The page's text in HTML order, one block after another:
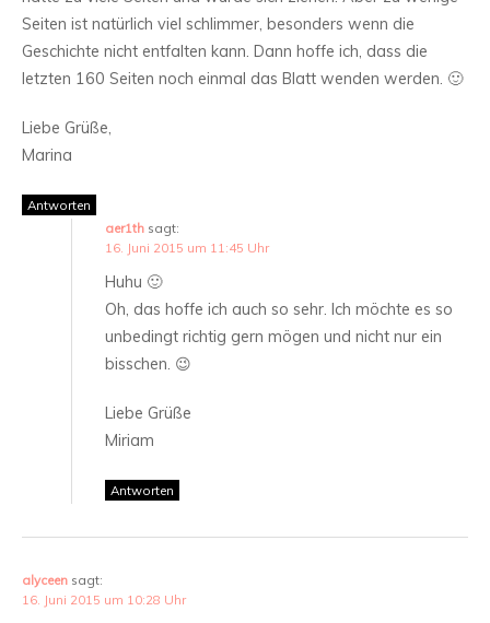
Seiten ist natürlich viel schlimmer, besonders wenn die
Geschichte nicht entfalten kann. Dann hoffe ich, dass die
letzten 160 Seiten noch einmal das Blatt wenden werden. 🙂
Liebe Grüße,
Marina
Antworten
aer1th sagt:
16. Juni 2015 um 11:45 Uhr
Huhu 🙂
Oh, das hoffe ich auch so sehr. Ich möchte es so
unbedingt richtig gern mögen und nicht nur ein
bisschen. 😉
Liebe Grüße
Miriam
Antworten
alyceen sagt:
16. Juni 2015 um 10:28 Uhr